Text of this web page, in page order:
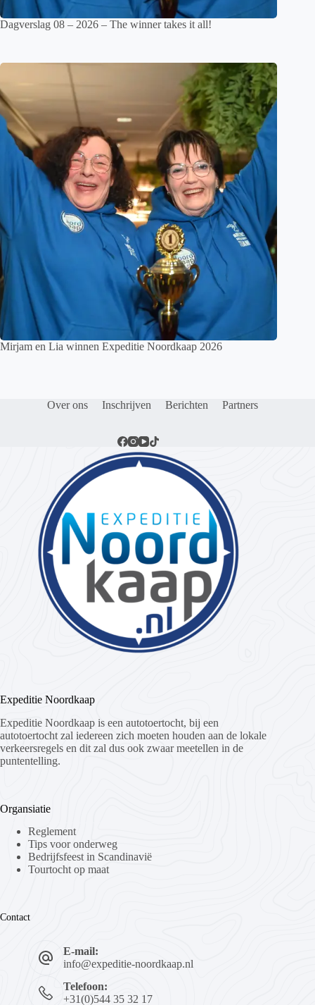
Dagverslag 08 – 2026 – The winner takes it all!
Mirjam en Lia winnen Expeditie Noordkaap 2026
Over ons Inschrijven Berichten Partners
Expeditie Noordkaap
Expeditie Noordkaap is een autotoertocht, bij een
autotoertocht zal iedereen zich moeten houden aan de lokale
verkeersregels en dit zal dus ook zwaar meetellen in de
puntentelling.
Organsiatie
Reglement
Tips voor onderweg
Bedrijfsfeest in Scandinavië
Tourtocht op maat
Contact
E-mail:
info@expeditie-noordkaap.nl
Telefoon:
+31(0)544 35 32 17